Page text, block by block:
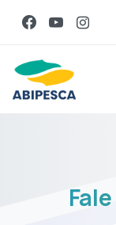
Fale